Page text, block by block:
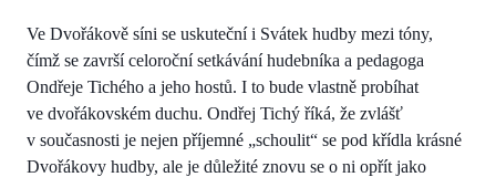
Ve Dvořákově síni se uskuteční i Svátek hudby mezi tóny,
čímž se završí celoroční setkávání hudebníka a pedagoga
Ondřeje Tichého a jeho hostů. I to bude vlastně probíhat
ve dvořákovském duchu. Ondřej Tichý říká, že zvlášť
v současnosti je nejen příjemné „schoulit“ se pod křídla krásné
Dvořákovy hudby, ale je důležité znovu se o ni opřít jako